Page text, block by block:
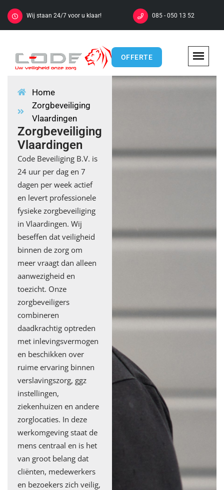
085 - 050 13 52
Wij staan 24/7 voor u klaar!
OFFERTE
Home
Zorgbeveiliging
Vlaardingen
Zorgbeveiliging
Vlaardingen
Code Beveiliging B.V. is
24 uur per dag en 7
dagen per week actief
en levert professionele
fysieke zorgbeveiliging
in Vlaardingen. Wij
beseffen dat veiligheid
binnen de zorg om
meer vraagt dan alleen
aanwezigheid en
toezicht. Onze
zorgbeveiligers
combineren
daadkrachtig optreden
met inlevingsvermogen
en beschikken over
ruime ervaring binnen
verslavingszorg, ggz
instellingen,
ziekenhuizen en andere
zorglocaties. In deze
werkomgeving staat de
mens centraal en is het
van groot belang dat
cliënten, medewerkers
en bezoekers zich veilig,